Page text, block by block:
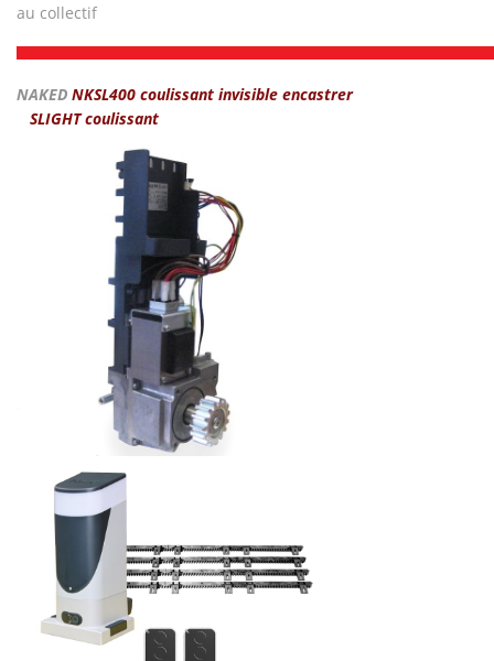
au collectif
NAKED NKSL400 coulissant invisible encastrer
SLIGHT coulissant